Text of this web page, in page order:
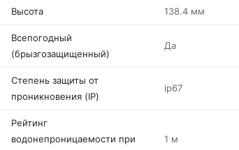
Высота 138.4 мм
Всепогодный
(брызгозащищенный)
Да
Степень защиты от
проникновения (IP)
ip67
Рейтинг
водонепроницаемости при
1 м